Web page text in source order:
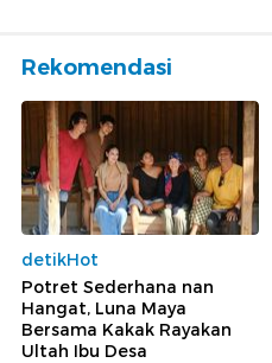
Rekomendasi
detikHot
Potret Sederhana nan
Hangat, Luna Maya
Bersama Kakak Rayakan
Ultah Ibu Desa